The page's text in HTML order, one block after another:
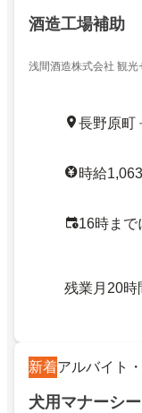
酒造工場補助
浅間酒造株式会社 観光
長野原町
時給
16時まで
残業月20時
新着アルバイト
犬用マナーシ